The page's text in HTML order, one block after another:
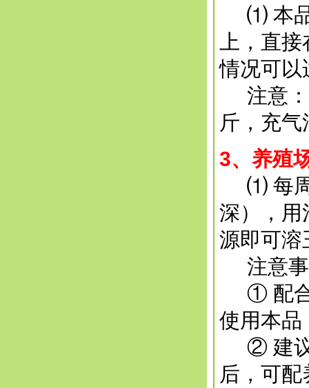
⑴ 本品
上，直
情况可以
注意：
斤，充
3、养殖
⑴ 每周
深），用
源即可溶
注意事
① 配合
使用本品
② 建议
后，可